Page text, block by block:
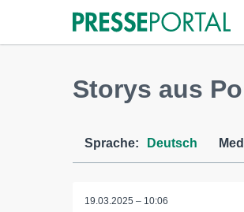
Storys aus
Sprache: Deutsch
19.03.2025 – 10:06